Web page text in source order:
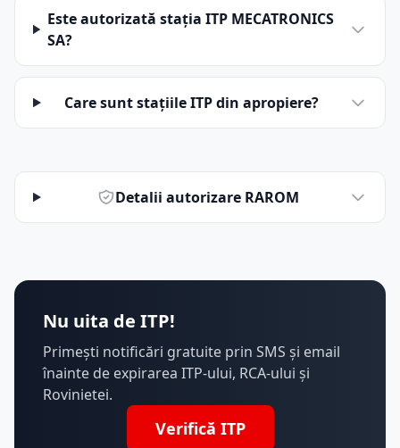
Este autorizată stația ITP MECATRONICS
SA?
Care sunt stațiile ITP din apropiere?
Detalii autorizare RAROM
Nu uita de ITP!
Primești notificări gratuite prin SMS și email
înainte de expirarea ITP-ului, RCA-ului și
Rovinietei.
Verifică ITP